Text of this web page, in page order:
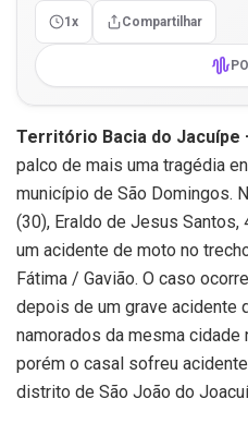
1x Compartilhar
Território Bacia do Jacuípe
palco de mais uma tragédia
município de São Domingos.
(30), Eraldo de Jesus
um acidente de moto no
Fátima / Gavião. O caso
depois de um grave acidente
namorados da mesma
porém o casal sofreu
distrito de São João do